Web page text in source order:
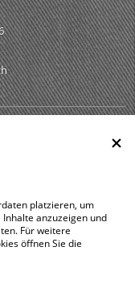
platzieren, um
anzuzeigen und
Für weitere
öffnen Sie die